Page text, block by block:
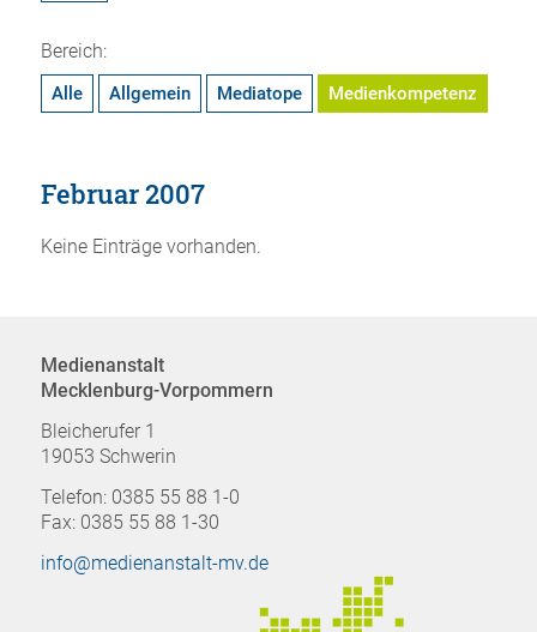
Bereich:
Alle Allgemein Mediatope Medienkompetenz
Februar 2007
Keine Einträge vorhanden.
Medienanstalt
Mecklenburg-Vorpommern
Bleicherufer 1
19053 Schwerin
Telefon: 0385 55 88 1-0
Fax: 0385 55 88 1-30
info@medienanstalt-mv.de